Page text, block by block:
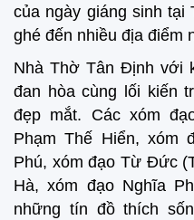
của ngày giáng sinh tại
ghé đến nhiều địa điểm
Nhà Thờ Tân Định với
đan hòa cùng lối kiến
đẹp mắt. Các xóm
Phạm Thế Hiển, xóm
Phú, xóm đạo Từ Đức
Hà, xóm đạo Nghĩa
những tín đồ thích